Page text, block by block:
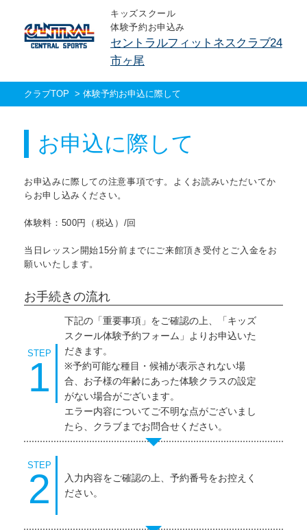
キッズスクール
体験予約お申込み
セントラルフィットネスクラブ24
市ヶ尾
クラブTOP > 体験予約お申込に際して
お申込に際して
お申込みに際しての注意事項です。よくお読みいただいてか
らお申し込みください。
体験料：500円（税込）/回
当日レッスン開始15分前までにご来館頂き受付とご入金をお
願いいたします。
お手続きの流れ
STEP
1
下記の「重要事項」をご確認の上、「キッズ
スクール体験予約フォーム」よりお申込いた
だきます。
※予約可能な種目・候補が表示されない場
合、お子様の年齢にあった体験クラスの設定
がない場合がございます。
エラー内容についてご不明な点がございまし
たら、クラブまでお問合せください。
STEP
2
入力内容をご確認の上、予約番号をお控えく
ださい。